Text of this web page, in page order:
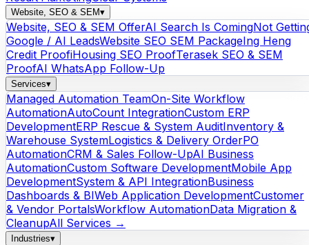
Website, SEO & SEM▾
Website, SEO & SEM OfferAI Search Is ComingNot
Google / AI LeadsWebsite SEO SEM PackageIng Heng
Credit ProofiHousing SEO ProofTerasek SEO & SEM
ProofAI WhatsApp Follow-Up
Services▾
Managed Automation TeamOn-Site Workflow
AutomationAutoCount IntegrationCustom ERP
DevelopmentERP Rescue & System AuditInventory &
Warehouse SystemLogistics & Delivery OrderPO
AutomationCRM & Sales Follow-UpAI Business
AutomationCustom Software DevelopmentMobile App
DevelopmentSystem & API IntegrationBusiness
Dashboards & BIWeb Application DevelopmentCustomer
& Vendor PortalsWorkflow AutomationData Migration &
CleanupAll Services →
Industries▾